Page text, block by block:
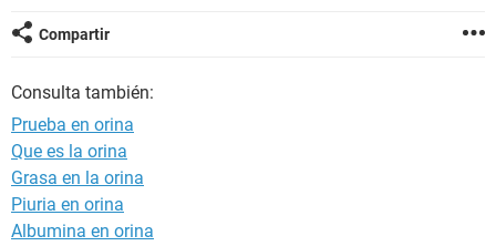
GLOSARIO
Compartir
Consulta también:
Prueba en orina
Que es la orina
Grasa en la orina
Piuria en orina
Albumina en orina